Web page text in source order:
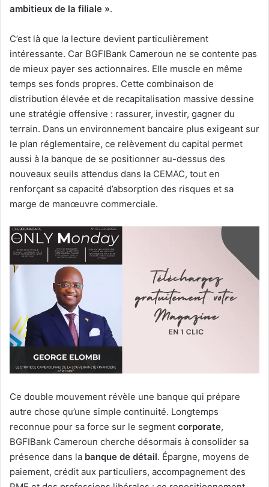
ambitieux de la filiale ».
C’est là que la lecture devient particulièrement
intéressante. Car BGFIBank Cameroun ne se contente pas
de mieux payer ses actionnaires. Elle muscle en même
temps ses fonds propres. Cette combinaison de
distribution élevée et de recapitalisation massive dessine
une stratégie offensive : rassurer, investir, gagner du
terrain. Dans un environnement bancaire plus exigeant sur
le plan réglementaire, ce relèvement du capital permet
aussi à la banque de se positionner au-dessus des
nouveaux seuils attendus dans la CEMAC, tout en
renforçant sa capacité d’absorption des risques et sa
marge de manœuvre commerciale.
Ce double mouvement révèle une banque qui prépare
autre chose qu’une simple continuité. Longtemps
reconnue pour sa force sur le segment corporate,
BGFIBank Cameroun cherche désormais à consolider sa
présence dans la banque de détail. Épargne, moyens de
paiement, crédit aux particuliers, accompagnement des